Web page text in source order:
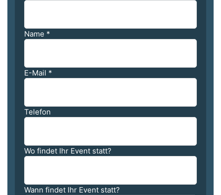
Name *
E-Mail *
Telefon
Wo findet Ihr Event statt?
Wann findet Ihr Event statt?